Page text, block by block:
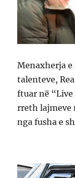
Menaxherja
talenteve,
ftuar në
rreth lajmeve
nga fusha e